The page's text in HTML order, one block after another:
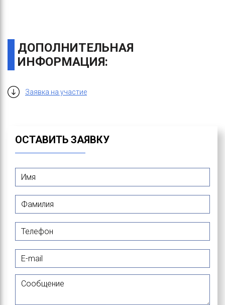
ДОПОЛНИТЕЛЬНАЯ
ИНФОРМАЦИЯ:
Заявка на участие
ОСТАВИТЬ ЗАЯВКУ
Телефон
Сообщение